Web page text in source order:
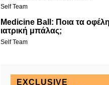
Self Team
Medicine Ball: Ποια τα
ιατρική μπάλας;
Self Team
EXCLUSIVE